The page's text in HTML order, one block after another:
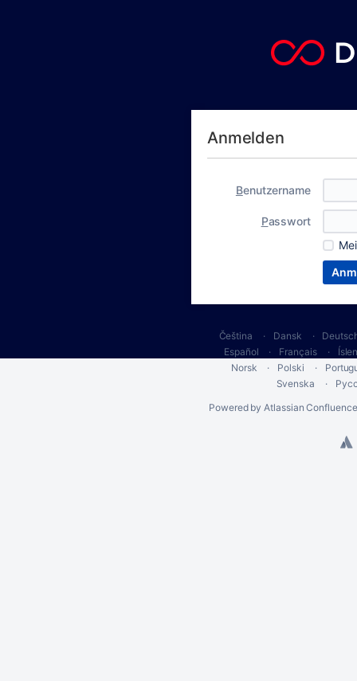
Anmelden
Benutzername
Passwort
Čeština Dansk
Español
Français
Norsk
Polski
Svenska
Powered byAtlassian Confluence